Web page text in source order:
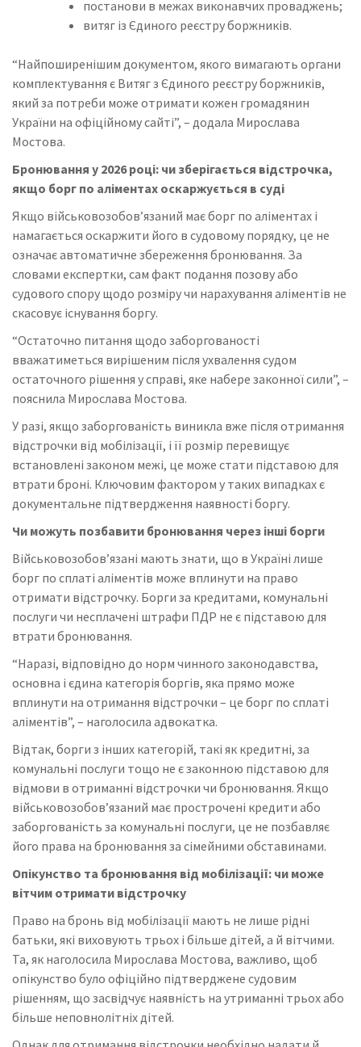
постанови в межах виконавчих проваджень;
витяг із Єдиного реєстру боржників.
“Найпоширенішим документом, якого вимагають органи
комплектування є Витяг з Єдиного реєстру боржників,
який за потреби може отримати кожен громадянин
України на офіційному сайті”, – додала Мирослава
Мостова.
Бронювання у 2026 році: чи зберігається відстрочка,
якщо борг по аліментах оскаржується в суді
Якщо військовозобов’язаний має борг по аліментах і
намагається оскаржити його в судовому порядку, це не
означає автоматичне збереження бронювання. За
словами експертки, сам факт подання позову або
судового спору щодо розміру чи нарахування аліментів не
скасовує існування боргу.
“Остаточно питання щодо заборгованості
вважатиметься вирішеним після ухвалення судом
остаточного рішення у справі, яке набере законної сили”, –
пояснила Мирослава Мостова.
У разі, якщо заборгованість виникла вже після отримання
відстрочки від мобілізації, і її розмір перевищує
встановлені законом межі, це може стати підставою для
втрати броні. Ключовим фактором у таких випадках є
документальне підтвердження наявності боргу.
Чи можуть позбавити бронювання через інші борги
Військовозобов’язані мають знати, що в Україні лише
борг по сплаті аліментів може вплинути на право
отримати відстрочку. Борги за кредитами, комунальні
послуги чи несплачені штрафи ПДР не є підставою для
втрати бронювання.
“Наразі, відповідно до норм чинного законодавства,
основна і єдина категорія боргів, яка прямо може
вплинути на отримання відстрочки – це борг по сплаті
аліментів”, – наголосила адвокатка.
Відтак, борги з інших категорій, такі як кредитні, за
комунальні послуги тощо не є законною підставою для
відмови в отриманні відстрочки чи бронювання. Якщо
військовозобов’язаний має прострочені кредити або
заборгованість за комунальні послуги, це не позбавляє
його права на бронювання за сімейними обставинами.
Опікунство та бронювання від мобілізації: чи може
вітчим отримати відстрочку
Право на бронь від мобілізації мають не лише рідні
батьки, які виховують трьох і більше дітей, а й вітчими.
Та, як наголосила Мирослава Мостова, важливо, щоб
опікунство було офіційно підтверджене судовим
рішенням, що засвідчує наявність на утриманні трьох або
більше неповнолітніх дітей.